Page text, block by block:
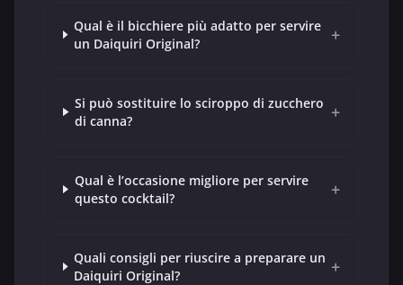
Qual è il bicchiere più adatto per servire
un Daiquiri Original?
+
Si può sostituire lo sciroppo di zucchero
di canna?
+
Qual è l’occasione migliore per servire
questo cocktail?
+
Quali consigli per riuscire a preparare un
Daiquiri Original?
+